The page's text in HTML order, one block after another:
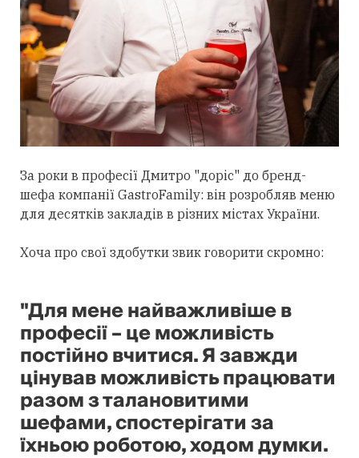
За роки в професії Дмитро "доріс" до бренд-
шефа компанії GastroFamily: він розробляв меню
для десятків закладів в різних містах України.
Хоча про свої здобутки звик говорити скромно:
"Для мене найважливіше в
професії – це можливість
постійно вчитися. Я завжди
цінував можливість працювати
разом з талановитими
шефами, спостерігати за
їхньою роботою, ходом думки.